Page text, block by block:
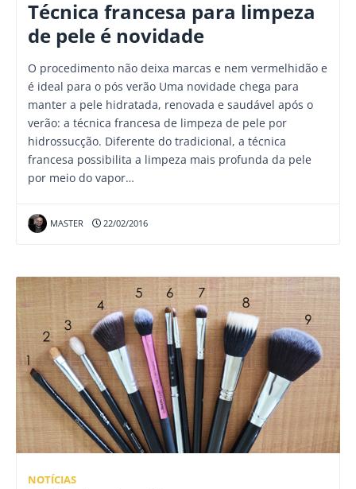
Técnica francesa para limpeza
de pele é novidade
O procedimento não deixa marcas e nem vermelhidão e
é ideal para o pós verão Uma novidade chega para
manter a pele hidratada, renovada e saudável após o
verão: a técnica francesa de limpeza de pele por
hidrossucção. Diferente do tradicional, a técnica
francesa possibilita a limpeza mais profunda da pele
por meio do vapor…
MASTER 22/02/2016
NOTÍCIAS